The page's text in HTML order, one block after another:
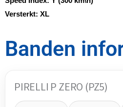
Versterkt: XL
Banden
PIRELLI P ZERO (PZ5)